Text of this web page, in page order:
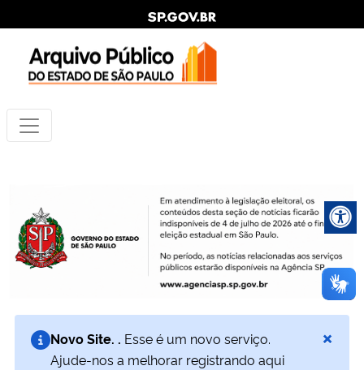
Novo Site. . Esse é um novo serviço.
Ajude-nos a melhorar registrando aqui
×